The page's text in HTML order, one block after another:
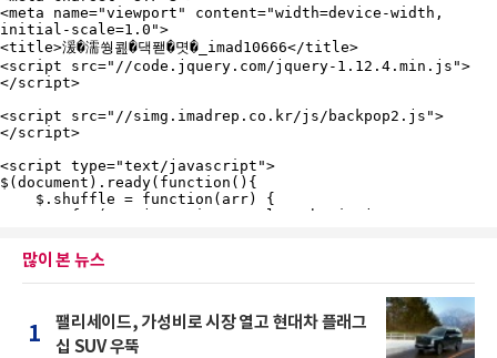
많이 본 뉴스
1
팰리세이드, 가성비로 시장 열고 현대차 플래그
십 SUV 우뚝